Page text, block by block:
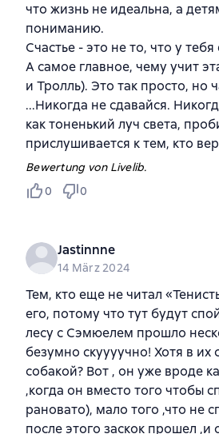
что жизнь не идеальна, а
пониманию.
Счастье - это не то, что у тебя
А самое главное, чему учит
и Тролль). Это так просто, но
...Никогда не сдавайся.
как тоненький луч света,
прислушивается к тем, кто
Bewertung von Livelib.
0
0
Jastinnne
14 März 2024
Тем, кто еще не читал
его, потому что тут будут
лесу с Сэмюелем прошло
безумно скуууучно! Хотя в
собакой? Вот , он уже вроде
,когда он вместо того чтобы
рановато), мало того ,что не
после этого заскок прошел